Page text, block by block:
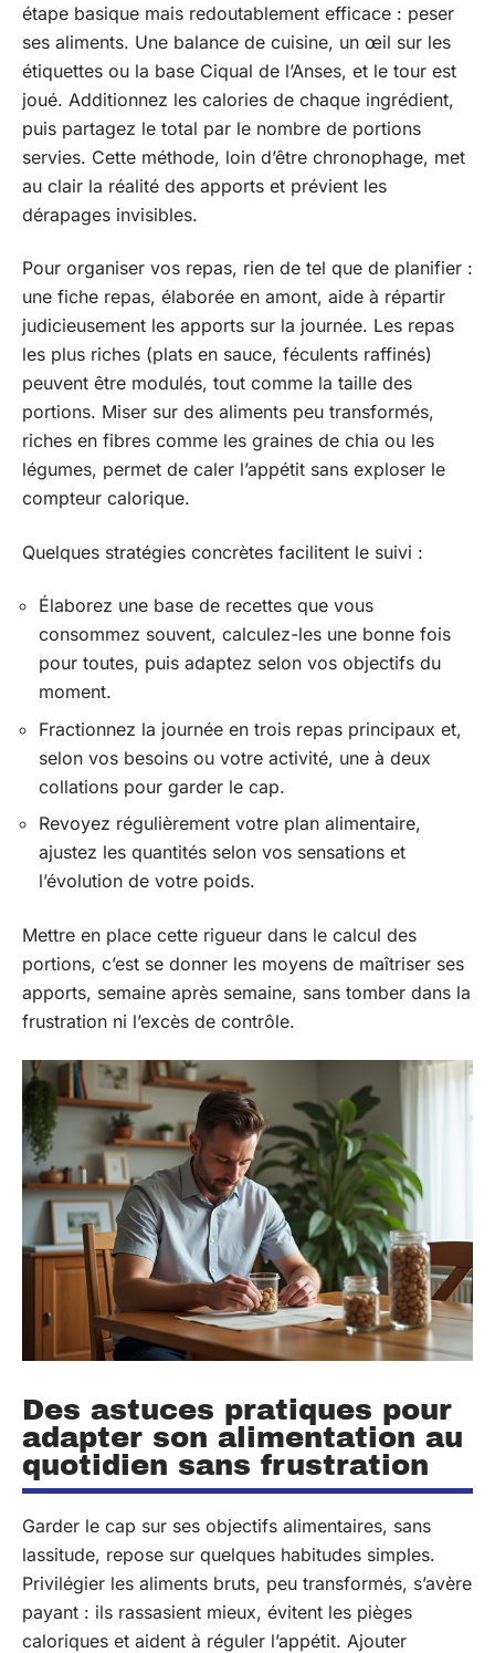
étape basique mais redoutablement efficace : peser
ses aliments. Une balance de cuisine, un œil sur les
étiquettes ou la base Ciqual de l’Anses, et le tour est
joué. Additionnez les calories de chaque ingrédient,
puis partagez le total par le nombre de portions
servies. Cette méthode, loin d’être chronophage, met
au clair la réalité des apports et prévient les
dérapages invisibles.
Pour organiser vos repas, rien de tel que de planifier :
une fiche repas, élaborée en amont, aide à répartir
judicieusement les apports sur la journée. Les repas
les plus riches (plats en sauce, féculents raffinés)
peuvent être modulés, tout comme la taille des
portions. Miser sur des aliments peu transformés,
riches en fibres comme les graines de chia ou les
légumes, permet de caler l’appétit sans exploser le
compteur calorique.
Quelques stratégies concrètes facilitent le suivi :
Élaborez une base de recettes que vous
consommez souvent, calculez-les une bonne fois
pour toutes, puis adaptez selon vos objectifs du
moment.
Fractionnez la journée en trois repas principaux et,
selon vos besoins ou votre activité, une à deux
collations pour garder le cap.
Revoyez régulièrement votre plan alimentaire,
ajustez les quantités selon vos sensations et
l’évolution de votre poids.
Mettre en place cette rigueur dans le calcul des
portions, c’est se donner les moyens de maîtriser ses
apports, semaine après semaine, sans tomber dans la
frustration ni l’excès de contrôle.
Des astuces pratiques pour
adapter son alimentation au
quotidien sans frustration
Garder le cap sur ses objectifs alimentaires, sans
lassitude, repose sur quelques habitudes simples.
Privilégier les aliments bruts, peu transformés, s’avère
payant : ils rassasient mieux, évitent les pièges
caloriques et aident à réguler l’appétit. Ajouter